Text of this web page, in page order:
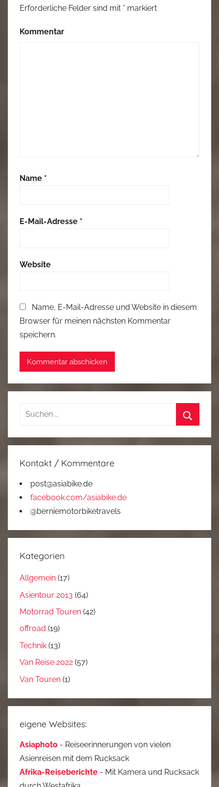
Erforderliche Felder sind mit * markiert
Kommentar
Name *
E-Mail-Adresse *
Website
Name, E-Mail-Adresse und Website in diesem
Browser für meinen nächsten Kommentar
speichern.
Suchen
Kontakt / Kommentare
post@asiabike.de
facebook.com/asiabike.de
@berniemotorbiketravels
Kategorien
Allgemein (17)
Asientour 2013 (64)
Motorrad Touren (42)
offroad (19)
Technik (13)
Van Reise 2022 (57)
Van Touren (1)
eigene Websites:
Asiaphoto - Reiseerinnerungen von vielen
Asienreisen mit dem Rucksack
Afrika-Reiseberichte - Mit Kamera und Rucksack